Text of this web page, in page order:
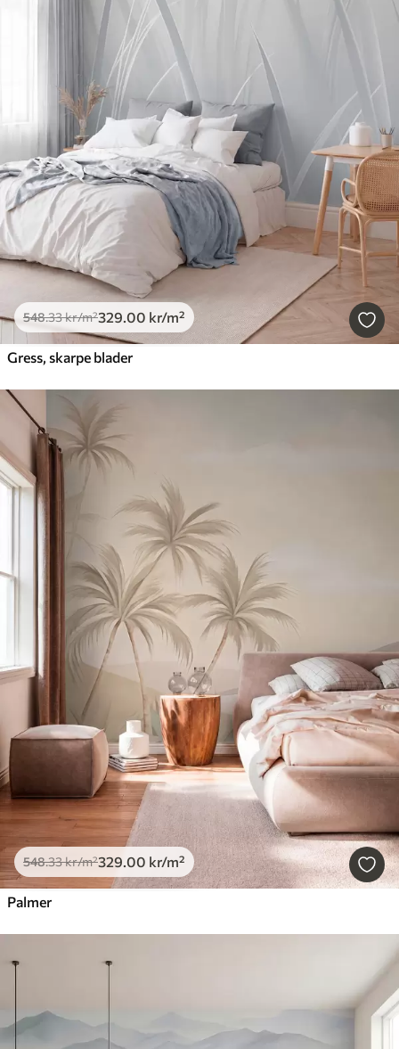
548.33kr/m²329.00 kr/m²
Gress, skarpe blader
548.33kr/m²329.00 kr/m²
Palmer